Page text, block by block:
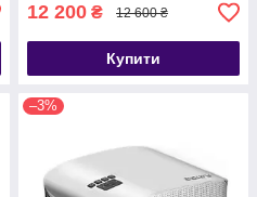
12 200 ₴ 12 600 ₴
Купити
–3%